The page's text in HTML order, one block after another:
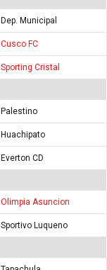
Dep. Municipal
Cusco FC
Sporting Cristal
Palestino
Huachipato
Everton CD
Olimpia Asuncion
Sportivo Luqueno